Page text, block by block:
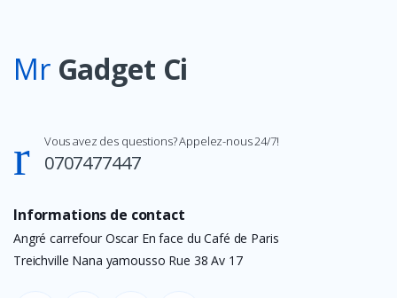
Mr Gadget Ci
Vous avez des questions? Appelez-nous 24/7!
0707477447
Informations de contact
Angré carrefour Oscar En face du Café de Paris
Treichville Nana yamousso Rue 38 Av 17